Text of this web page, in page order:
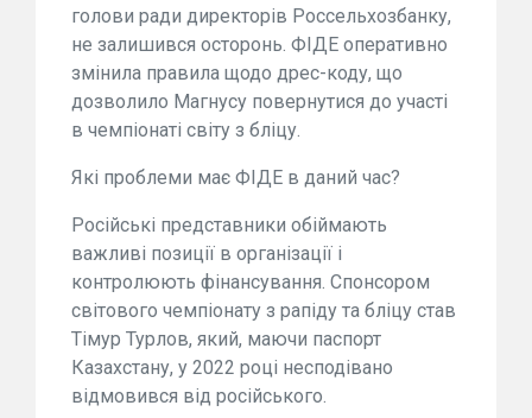
голови ради директорів Россельхозбанку,
не залишився осторонь. ФІДЕ оперативно
змінила правила щодо дрес-коду, що
дозволило Магнусу повернутися до участі
в чемпіонаті світу з бліцу.
Які проблеми має ФІДЕ в даний час?
Російські представники обіймають
важливі позиції в організації і
контролюють фінансування. Спонсором
світового чемпіонату з рапіду та бліцу став
Тімур Турлов, який, маючи паспорт
Казахстану, у 2022 році несподівано
відмовився від російського.